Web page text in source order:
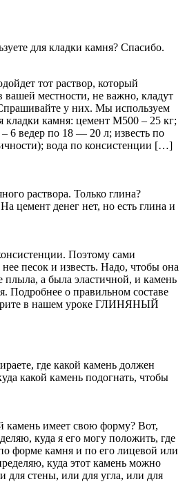
для кладки камня? Спасибо.
тот раствор, который
местности, не важно, кладут
у них. Мы используем
кладки камня: цемент М500 – 25 кг;
– 6 ведер по 18 — 20 л; известь по
вода по консистенции […]
раствора. Только глина?
цемент денег нет, но есть глина и
Поэтому сами
песок и известь. Надо, чтобы она
плыла, а была эластичной, и камень
Подробнее о правильном составе
в нашем уроке ГЛИНЯНЫЙ
где какой камень должен
какой камень подогнать, чтобы
камень имеет свою форму? Вот,
куда я его могу положить, где
форме камня и по его лицевой или
куда этот камень можно
для стены, или для угла, или для